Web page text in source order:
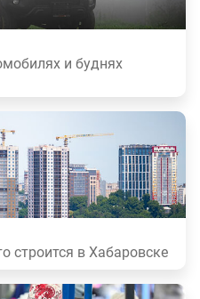
и буднях
строится в Хабаровске